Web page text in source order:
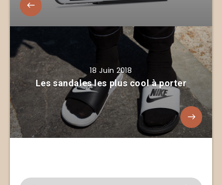
18 Juin 2018
Les sandales les plus cool à porter